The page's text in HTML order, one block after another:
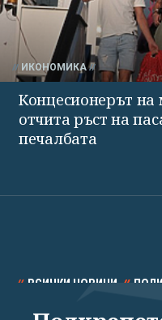
ИКОНОМИКА
Концесионерът
отчита ръст на
печалбата
ВСИЧКИ НОВИНИ
СПОРТ КУЛТУРА